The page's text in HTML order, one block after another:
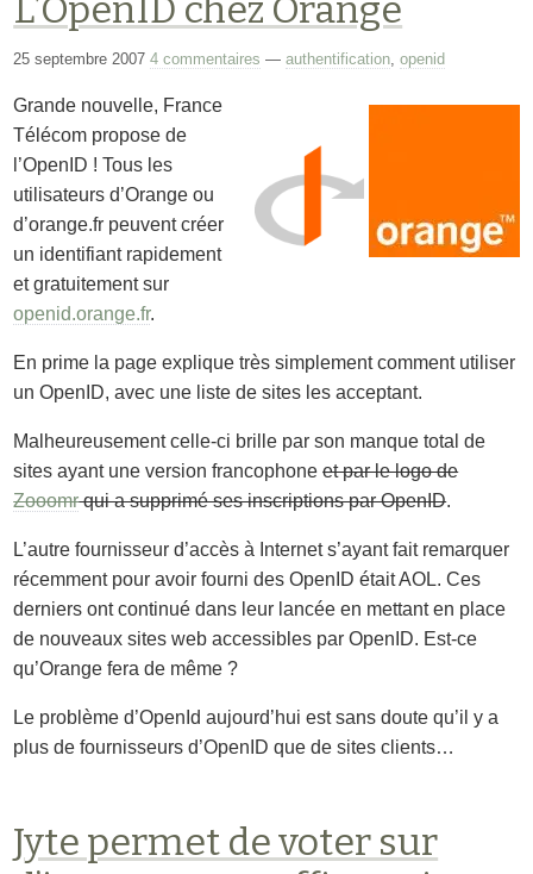
L’OpenID chez Orange
25 septembre 20074 commentaires —authentification ,openid
Grande nouvelle, France
Télécom propose de
l’OpenID ! Tous les
utilisateurs d’Orange ou
d’orange.fr peuvent créer
un identifiant rapidement
et gratuitement sur
openid.orange.fr.
En prime la page explique très simplement comment utiliser
un OpenID, avec une liste de sites les acceptant.
Malheureusement celle-ci brille par son manque total de
sites ayant une version francophoneet par le logo de
Zooomrqui a supprimé ses inscriptions par OpenID.
L’autre fournisseur d’accès à Internet s’ayant fait remarquer
récemment pour avoir fourni des OpenID était AOL. Ces
derniers ont continué dans leur lancée en mettant en place
de nouveaux sites web accessibles par OpenID. Est-ce
qu’Orange fera de même ?
Le problème d’OpenId aujourd’hui est sans doute qu’il y a
plus de fournisseurs d’OpenID que de sites clients…
Jyte permet de voter sur